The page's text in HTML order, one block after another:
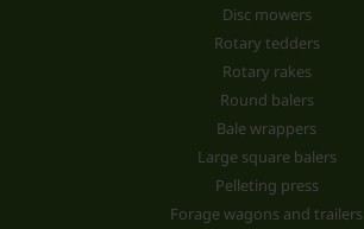
Disc mowers
Rotary tedders
Rotary rakes
Round balers
Bale wrappers
Large square balers
Pelleting press
Forage wagons and trailers